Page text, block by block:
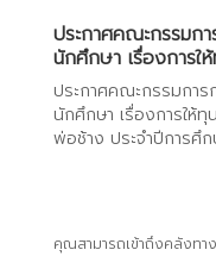
ประกาศคณะกรรมก
นักศึกษา เรื่องการใ
ประกาศคณะกรรมกา
นักศึกษา เรื่องการให้
พ่อช้าง ประจำปีการ
คุณสามารถเข้าถึงคลังทาง